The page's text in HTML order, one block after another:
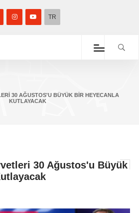
TR
30 AĞUSTOS'U BÜYÜK BIR HEYECANLA
KUTLAYACAK
30 Ağustos'u Büyük